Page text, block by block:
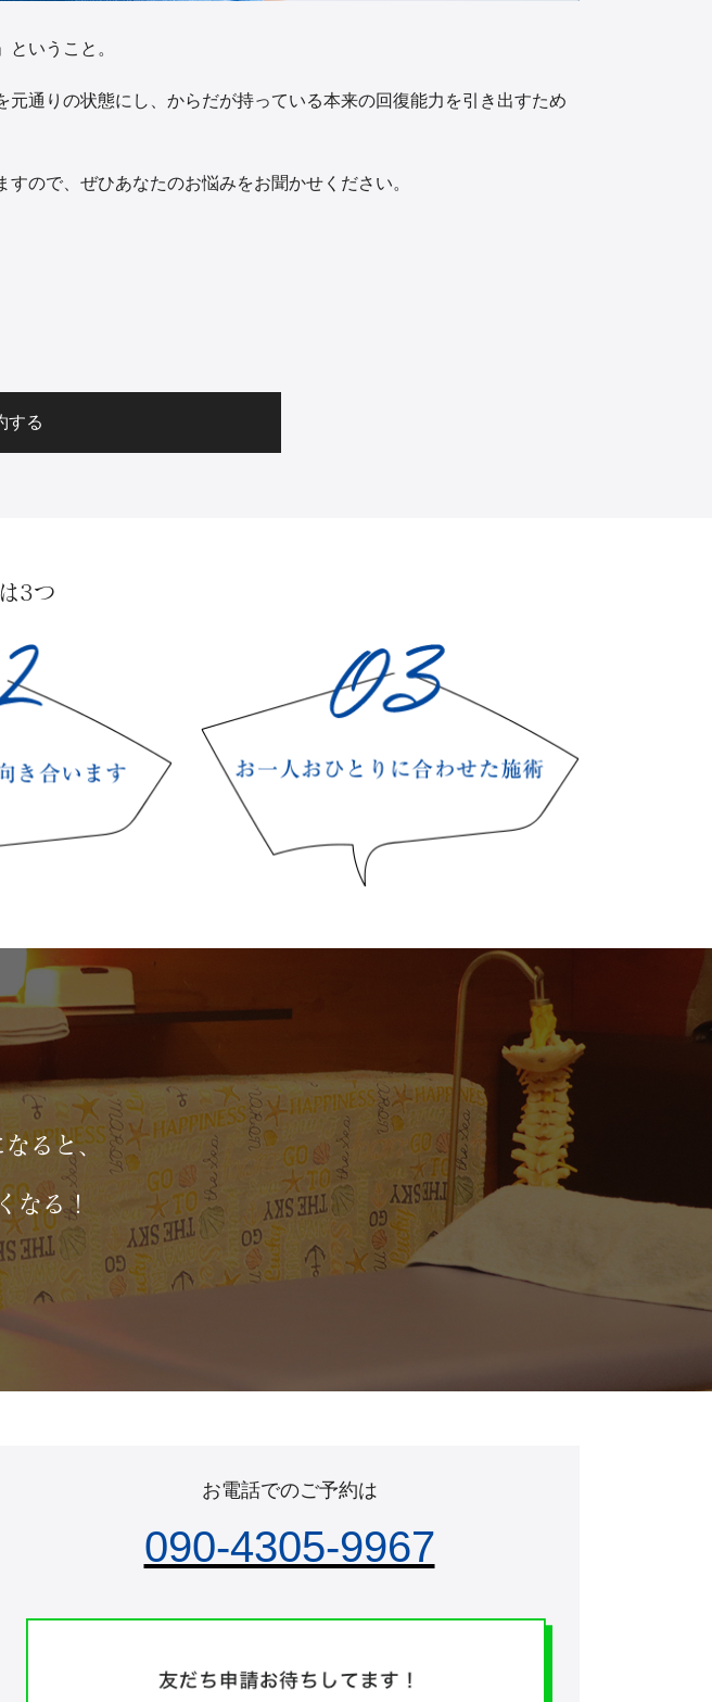
いうこと。
通りの状態にし、からだが持っている本来の回復能力を引き出すため
ので、ぜひあなたのお悩みをお聞かせください。
する
3つ
ると、
なる！
お電話でのご予約は
090-4305-9967